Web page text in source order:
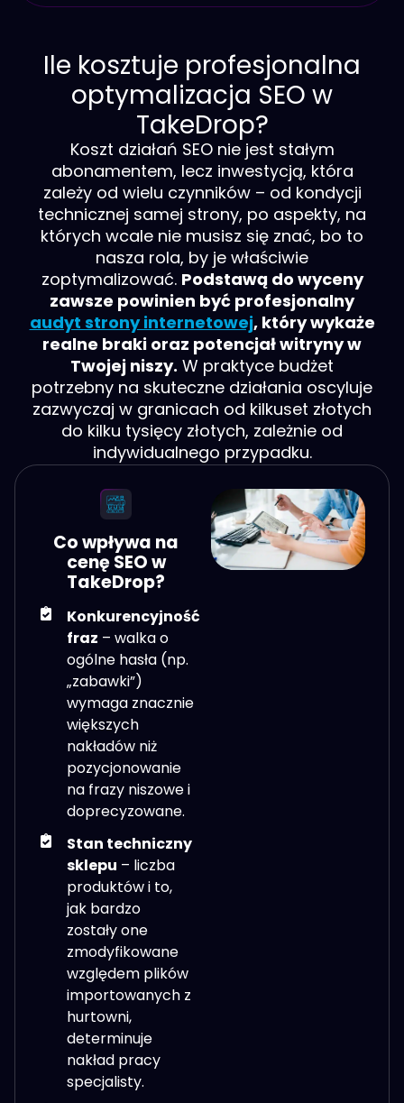
Ile kosztuje profesjonalna
optymalizacja SEO w
TakeDrop?
Koszt działań SEO nie jest stałym
abonamentem, lecz inwestycją, która
zależy od wielu czynników – od kondycji
technicznej samej strony, po aspekty, na
których wcale nie musisz się znać, bo to
nasza rola, by je właściwie
zoptymalizować. Podstawą do wyceny
zawsze powinien być profesjonalny
audyt strony internetowej, który wykaże
realne braki oraz potencjał witryny w
Twojej niszy. W praktyce budżet
potrzebny na skuteczne działania oscyluje
zazwyczaj w granicach od kilkuset złotych
do kilku tysięcy złotych, zależnie od
indywidualnego przypadku.
Co wpływa na
cenę SEO w
TakeDrop?
Konkurencyjność
fraz – walka o
ogólne hasła (np.
„zabawki”)
wymaga znacznie
większych
nakładów niż
pozycjonowanie
na frazy niszowe i
doprecyzowane.
Stan techniczny
sklepu – liczba
produktów i to,
jak bardzo
zostały one
zmodyfikowane
względem plików
importowanych z
hurtowni,
determinuje
nakład pracy
specjalisty.